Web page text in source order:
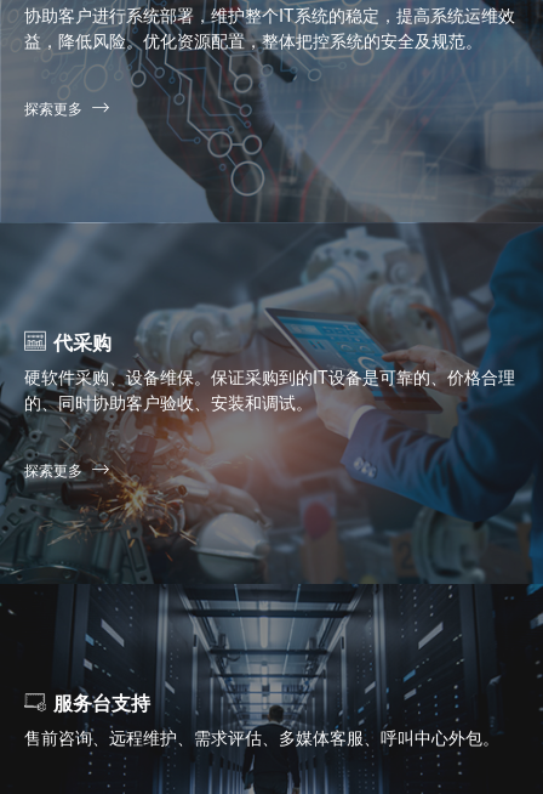
协助客户进行系统部署，维护整个IT系统的稳定，提高系统运维效
益，降低风险。优化资源配置，整体把控系统的安全及规范。
探索更多
代采购
硬软件采购、设备维保。保证采购到的IT设备是可靠的、价格合理
的、同时协助客户验收、安装和调试。
探索更多
服务台支持
售前咨询、远程维护、需求评估、多媒体客服、呼叫中心外包。